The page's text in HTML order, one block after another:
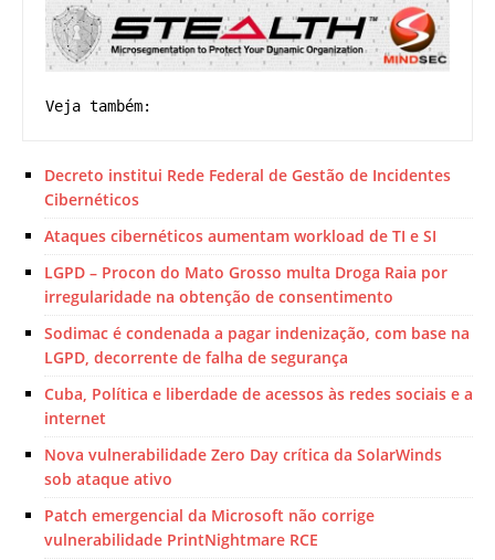
Veja também:
Decreto institui Rede Federal de Gestão de Incidentes
Cibernéticos
Ataques cibernéticos aumentam workload de TI e SI
LGPD – Procon do Mato Grosso multa Droga Raia por
irregularidade na obtenção de consentimento
Sodimac é condenada a pagar indenização, com base na
LGPD, decorrente de falha de segurança
Cuba, Política e liberdade de acessos às redes sociais e a
internet
Nova vulnerabilidade Zero Day crítica da SolarWinds
sob ataque ativo
Patch emergencial da Microsoft não corrige
vulnerabilidade PrintNightmare RCE